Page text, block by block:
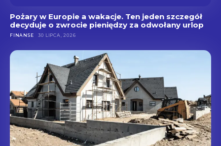
Pożary w Europie a wakacje. Ten jeden szczegół
decyduje o zwrocie pieniędzy za odwołany urlop
FINANSE 30 LIPCA, 2026